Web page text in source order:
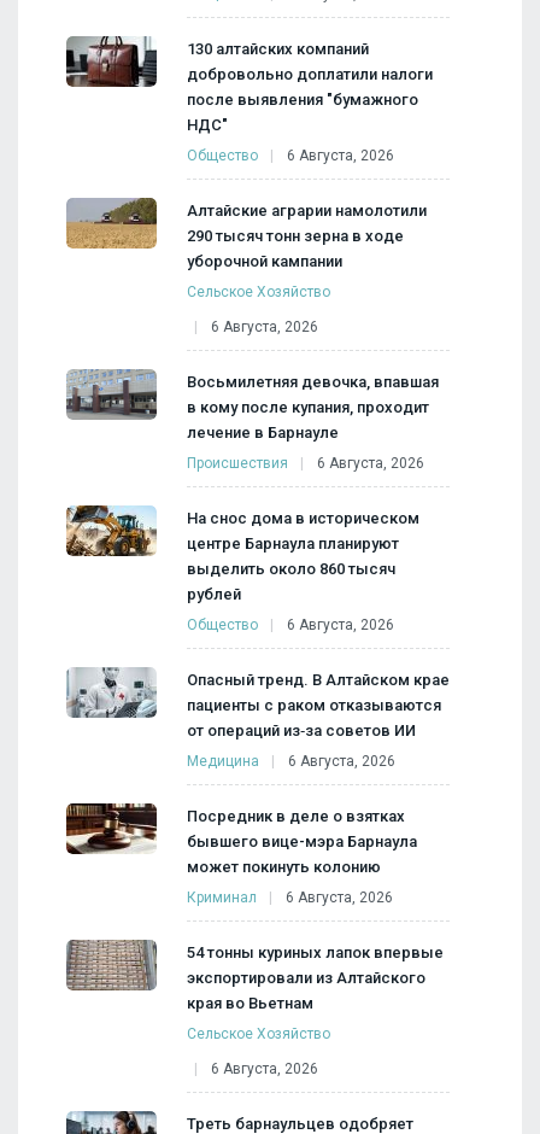
130 алтайских компаний
добровольно доплатили налоги
после выявления "бумажного
НДС"
Общество 6 Августа, 2026
Алтайские аграрии намолотили
290 тысяч тонн зерна в ходе
уборочной кампании
Сельское Хозяйство
6 Августа, 2026
Восьмилетняя девочка, впавшая
в кому после купания, проходит
лечение в Барнауле
Происшествия 6 Августа, 2026
На снос дома в историческом
центре Барнаула планируют
выделить около 860 тысяч
рублей
Общество 6 Августа, 2026
Опасный тренд. В Алтайском крае
пациенты с раком отказываются
от операций из‑за советов ИИ
Медицина 6 Августа, 2026
Посредник в деле о взятках
бывшего вице-мэра Барнаула
может покинуть колонию
Криминал 6 Августа, 2026
54 тонны куриных лапок впервые
экспортировали из Алтайского
края во Вьетнам
Сельское Хозяйство
6 Августа, 2026
Треть барнаульцев одобряет